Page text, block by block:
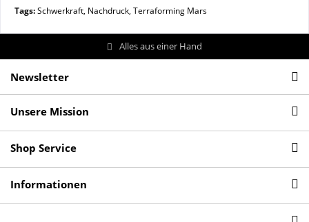
Tags:Schwerkraft, Nachdruck, Terraforming Mars
Alles aus einer Hand
Newsletter
Unsere Mission
Shop Service
Informationen